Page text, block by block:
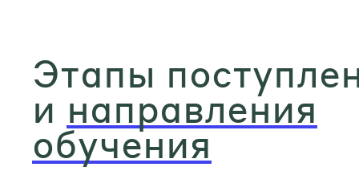
Этапы
и направления
обучения